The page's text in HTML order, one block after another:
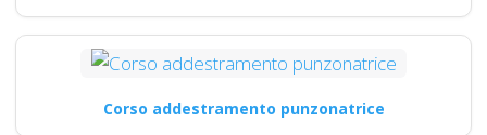
Corso addestramento punzonatrice